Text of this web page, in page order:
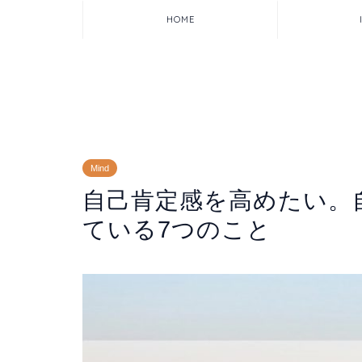
HOME
Mind
自己肯定感を高めたい
ている7つのこと